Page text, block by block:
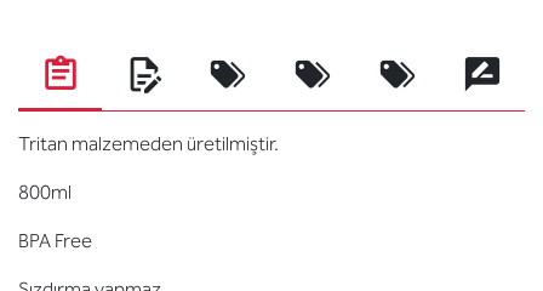
Tritan malzemeden üretilmiştir.
800ml
BPA Free